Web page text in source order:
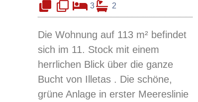
3 2
Die Wohnung auf 113 m² befindet
sich im 11. Stock mit einem
herrlichen Blick über die ganze
Bucht von Illetas . Die schöne,
grüne Anlage in erster Meereslinie